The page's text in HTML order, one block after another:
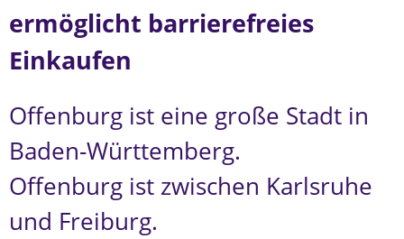
ermöglicht barrierefreies
Einkaufen
Offenburg ist eine große Stadt in
Baden-Württemberg.
Offenburg ist zwischen Karlsruhe
und Freiburg.